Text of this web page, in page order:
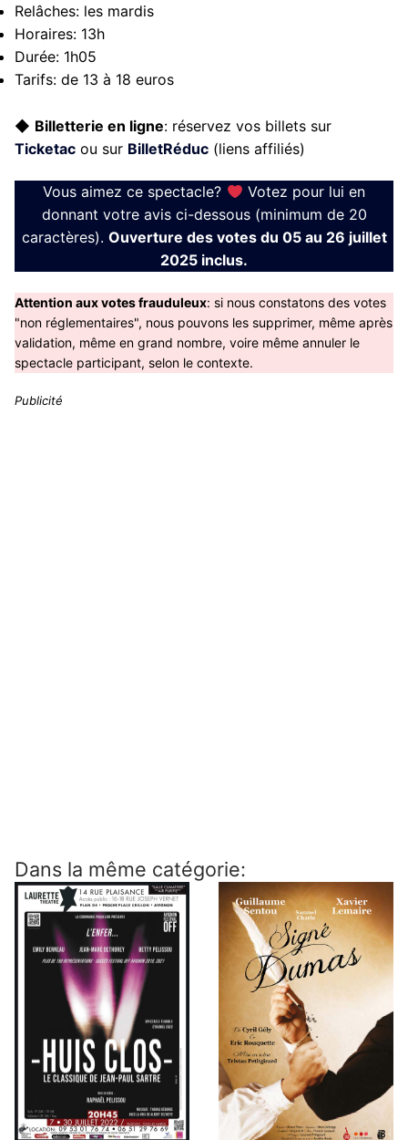
Relâches: les mardis
Horaires: 13h
Durée: 1h05
Tarifs: de 13 à 18 euros
◆ Billetterie en ligne: réservez vos billets sur
Ticketac ou sur BilletRéduc (liens affiliés)
Vous aimez ce spectacle?
Votez pour lui en
donnant votre avis ci-dessous (minimum de 20
caractères). Ouverture des votes du 05 au 26 juillet
2025 inclus.
Attention aux votes frauduleux: si nous constatons des votes
"non réglementaires", nous pouvons les supprimer, même après
validation, même en grand nombre, voire même annuler le
spectacle participant, selon le contexte.
Publicité
Dans la même catégorie: